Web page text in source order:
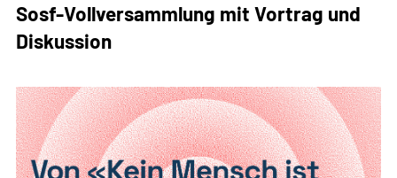
Sosf-Vollversammlung mit Vortrag und
Diskussion